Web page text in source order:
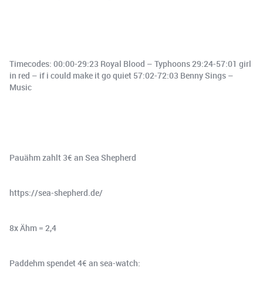
Timecodes: 00:00-29:23 Royal Blood – Typhoons 29:24-57:01 girl
in red – if i could make it go quiet 57:02-72:03 Benny Sings –
Music
Pauähm zahlt 3€ an Sea Shepherd
https://sea-shepherd.de/
8x Ähm = 2,4
Paddehm spendet 4€ an sea-watch: